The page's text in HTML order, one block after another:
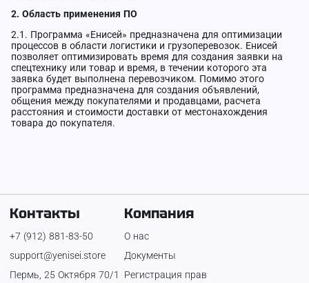
2. Область применения ПО
2.1. Программа «Енисей» предназначена для оптимизации
процессов в области логистики и грузоперевозок. Енисей
позволяет оптимизировать время для создания заявки на
спецтехнику или товар и время, в течении которого эта
заявка будет выполнена перевозчиком. Помимо этого
программа предназначена для создания объявлений,
общения между покупателями и продавцами, расчета
расстояния и стоимости доставки от местонахождения
товара до покупателя.
Контакты
+7 (912) 881-83-50
support@yenisei.store
Пермь, 25 Октября 70/1
Компания
О нас
Документы
Регистрация прав